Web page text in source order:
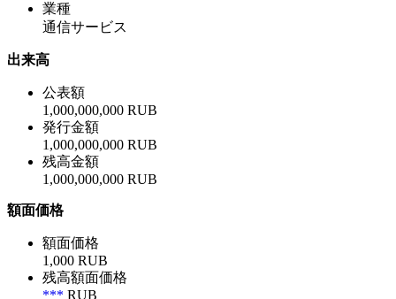
業種
通信サービス
出来高
公表額
1,000,000,000 RUB
発行金額
1,000,000,000 RUB
残高金額
1,000,000,000 RUB
額面価格
額面価格
1,000 RUB
残高額面価格
*** RUB